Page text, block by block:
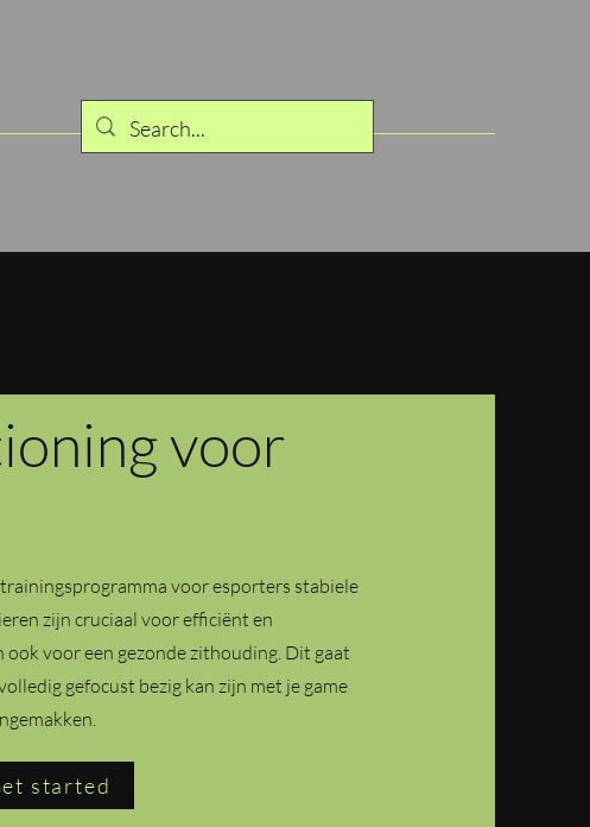
voor
voor esporters stabiele
zijn cruciaal voor efficiënt en
voor een gezonde zithouding. Dit gaat
gefocust bezig kan zijn met je game
started